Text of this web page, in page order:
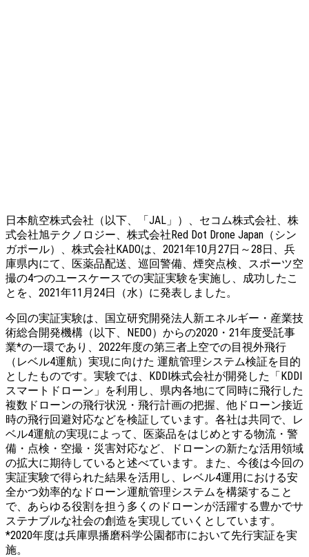
日本航空株式会社（以下、「JAL」）、セコム株式会社、株
式会社旭テクノロジー、株式会社Red Dot Drone Japan（シン
ガポール）、株式会社KADOは、2021年10月27日～28日、兵
庫県内にて、医薬品配送、巡回警備、煙突点検、スポーツ空
撮の4つのユースケースでの実証実験を実施し、成功したこ
とを、2021年11月24日（水）に発表しました。
今回の実証実験は、国立研究開発法人新エネルギー・産業技
術総合開発機構（以下、NEDO）からの2020・21年度受託事
業*の一環であり、2022年度の第三者上空での目視外飛行
（レベル4運航）実現に向けた 運航管理システム検証を目的
としたものです。実験では、KDDI株式会社が開発した「KDDI
スマートドローン」を利用し、県内各地にて同時に飛行した
複数ドローンの飛行状況・飛行計画の把握、他ドローン接近
時の飛行回避対応などを検証しています。各社は共同で、レ
ベル4運航の実現によって、医薬品をはじめとする物流・警
備・点検・空撮・災害対応など、ドローンの新たな活用領域
の拡大に期待していると述べています。また、今後は今回の
実証実験で得られた結果を活用し、レベル4運用における安
全かつ効率的なドローン運航管理システムを構築すること
で、あらゆる役割を担う多くのドローンが活躍する豊かでサ
ステナブルな社会の創造を実現していくとしています。
*2020年度は兵庫県播磨科学公園都市において先行実証を実
施。